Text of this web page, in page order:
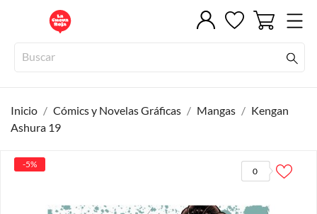
Inicio Cómics y Novelas Gráficas Mangas
Kengan
Ashura 19
0
-5%